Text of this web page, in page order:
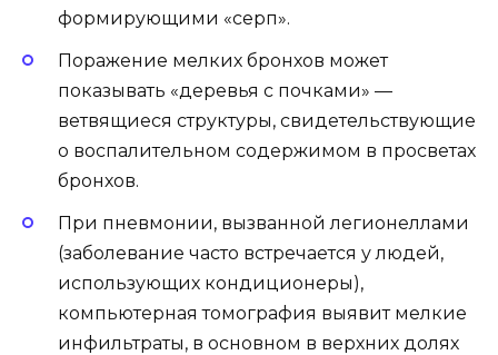
формирующими «серп».
Поражение мелких бронхов может
показывать «деревья с почками» —
ветвящиеся структуры, свидетельствующие
о воспалительном содержимом в просветах
бронхов.
При пневмонии, вызванной легионеллами
(заболевание часто встречается у людей,
использующих кондиционеры),
компьютерная томография выявит мелкие
инфильтраты, в основном в верхних долях